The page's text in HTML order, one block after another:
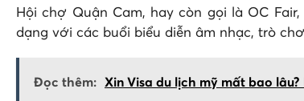
Hội chợ Quận Cam, hay còn gọi là OC
dạng với các buổi biểu diễn âm nhạc, trò
Đọc thêm: Xin Visa du lịch mỹ mất bao